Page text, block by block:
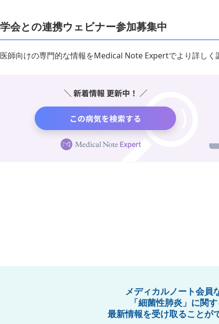
学会との連携ウェビナー参加募集中
医師向けの専門的な情報をMedical Note Expertでより詳しく
メディカルノート会員
「細菌性肺炎」に関
最新情報を受け取ることが